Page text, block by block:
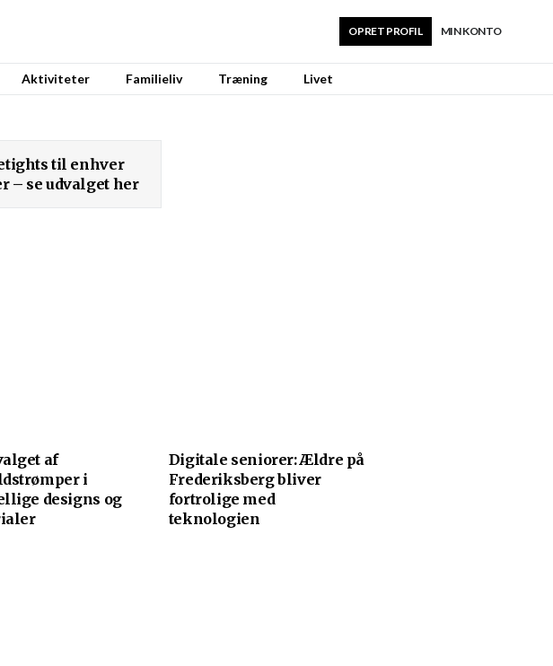
MIN KONTO
OPRET PROFIL
Aktiviteter Familieliv Træning Livet
til enhver
– se udvalget her
af
i
designs og
Digitale seniorer: Ældre på
Frederiksberg bliver
fortrolige med
teknologien